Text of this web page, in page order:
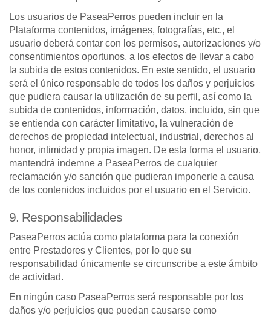
Los usuarios de PaseaPerros pueden incluir en la
Plataforma contenidos, imágenes, fotografías, etc., el
usuario deberá contar con los permisos, autorizaciones y/o
consentimientos oportunos, a los efectos de llevar a cabo
la subida de estos contenidos. En este sentido, el usuario
será el único responsable de todos los daños y perjuicios
que pudiera causar la utilización de su perfil, así como la
subida de contenidos, información, datos, incluido, sin que
se entienda con carácter limitativo, la vulneración de
derechos de propiedad intelectual, industrial, derechos al
honor, intimidad y propia imagen. De esta forma el usuario,
mantendrá indemne a PaseaPerros de cualquier
reclamación y/o sanción que pudieran imponerle a causa
de los contenidos incluidos por el usuario en el Servicio.
9. Responsabilidades
PaseaPerros actúa como plataforma para la conexión
entre Prestadores y Clientes, por lo que su
responsabilidad únicamente se circunscribe a este ámbito
de actividad.
En ningún caso PaseaPerros será responsable por los
daños y/o perjuicios que puedan causarse como